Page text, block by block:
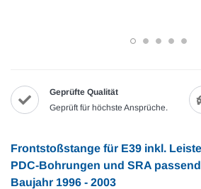
Geprüfte Qualität
Geprüft für höchste Ansprüche.
Frontstoßstange für E39 inkl.
PDC-Bohrungen und SRA
Baujahr 1996 - 2003